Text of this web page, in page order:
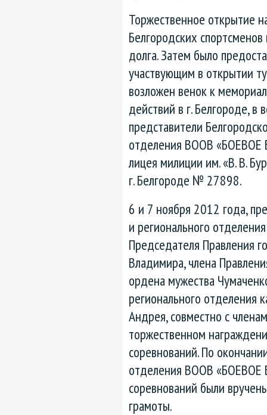
Торжественное открытие
Белгородских
долга. Затем было
участвующим в открытии
возложен венок к
действий в г. Белгороде, в
представители
отделения ВООВ «БОЕВОЕ
лицея милиции им. «В. В.
г. Белгороде № 27898.
6 и 7 ноября 2012 года,
и регионального
Председателя Правления
Владимира, члена
ордена мужества
регионального отделения
Андрея, совместно с
торжественном
соревнований. По
отделения ВООВ «БОЕВОЕ
соревнований были
грамоты.